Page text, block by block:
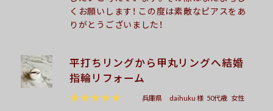
くお願いします！ この度は素敵なピアスをあ
りがとうございました！
平打ちリングから甲丸リングへ結婚
指輪リフォーム
★★★★★
兵庫県 daihuku 様 50代歳 女性